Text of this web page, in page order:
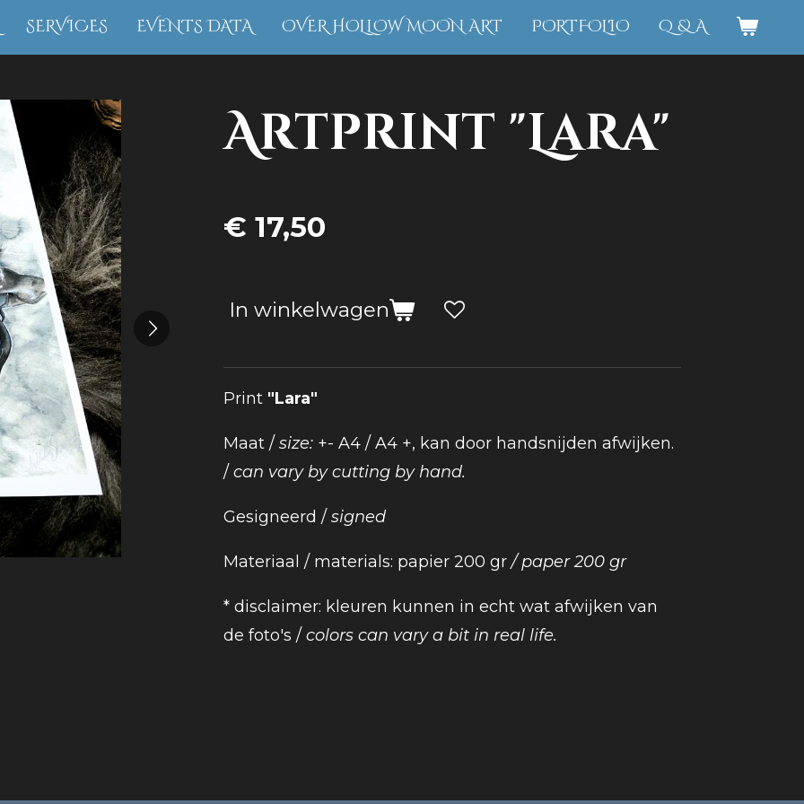
SERVICES EVENTS DATA OVER HOLLOW MOON ART PORTFOLIO Q & A
Artprint "Lara"
€ 17,50
In winkelwagen
Print "Lara"
Maat / size: +- A4 / A4 +, kan door handsnijden afwijken.
/ can vary by cutting by hand.
Gesigneerd / signed
Materiaal / materials: papier 200 gr/ paper 200 gr
* disclaimer: kleuren kunnen in echt wat afwijken van
de foto's / colors can vary a bit in real life.